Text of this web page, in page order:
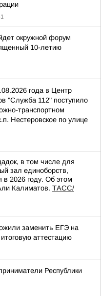
окружной форум
10-летию
года в Центр
"Служба 112" поступило
транспортном
Нестеровское по улице
в том числе для
зал единоборств,
в 2026 году. Об этом
Калиматов. ТАСС/
заменить ЕГЭ на
аттестацию
Республики